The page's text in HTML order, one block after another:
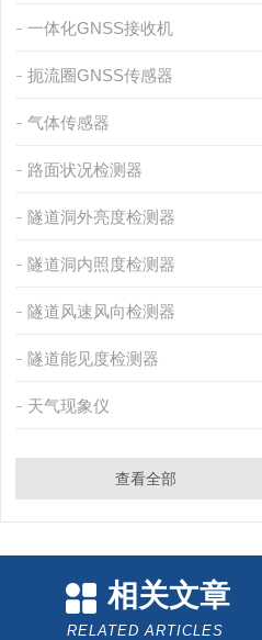
一体化GNSS接收机
扼流圈GNSS传感器
气体传感器
路面状况检测器
隧道洞外亮度检测器
隧道洞内照度检测器
隧道风速风向检测器
隧道能见度检测器
天气现象仪
查看全部
相关文章
RELATED ARTICLES